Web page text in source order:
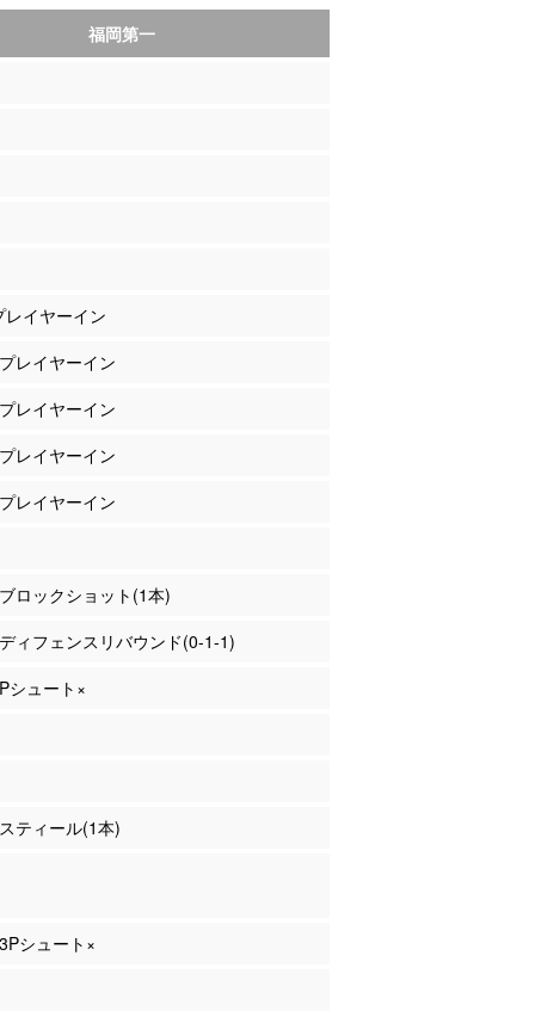
福岡第一
イヤーイン
レイヤーイン
レイヤーイン
レイヤーイン
レイヤーイン
ロックショット(1本)
ィフェンスリバウンド(0-1-1)
シュート×
ティール(1本)
シュート×